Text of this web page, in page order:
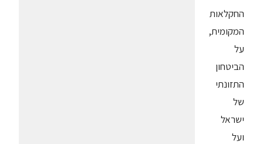
החקלאות
המקומית,
על
הביטחון
התזונתי
של
ישראל
ועל